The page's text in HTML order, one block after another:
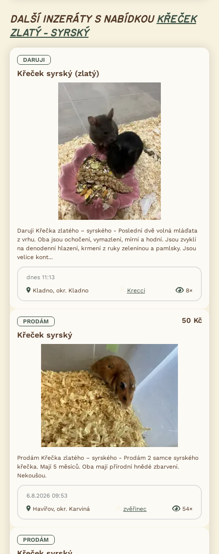
DALŠÍ INZERÁTY S NABÍDKOU KŘEČEK
ZLATÝ - SYRSKÝ
DARUJI
Křeček syrský (zlatý)
Daruji Křečka zlatého – syrského - Poslední dvě volná mláďata
z vrhu. Oba jsou ochočení, vymazlení, mírní a hodní. Jsou zvyklí
na denodenní hlazení, krmení z ruky zeleninou a pamlsky. Jsou
velice kont...
dnes 11:13
Kladno, okr. Kladno
Krecci 8×
PRODÁM
Křeček syrský
50 Kč
Prodám Křečka zlatého – syrského - Prodám 2 samce syrského
křečka. Mají 5 měsíců. Oba mají přírodní hnědé zbarvení.
Nekoušou.
6.8.2026 09:53
Havířov, okr. Karviná
zvěřinec 54×
PRODÁM